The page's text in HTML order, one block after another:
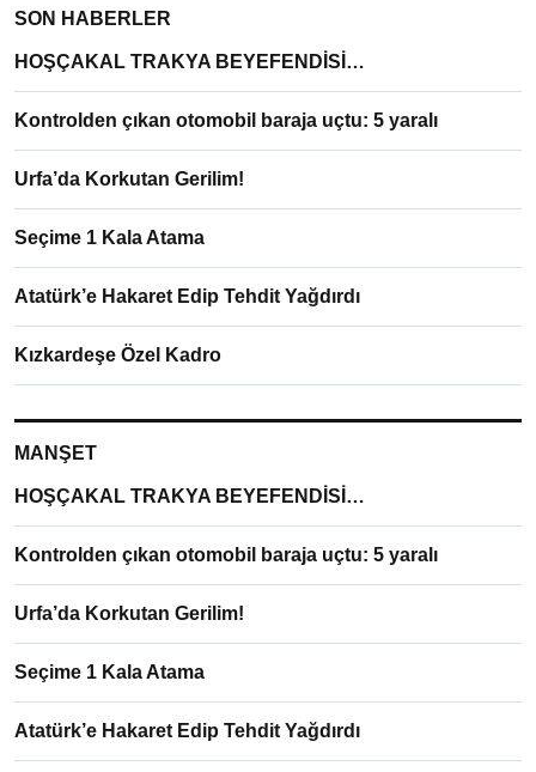
SON HABERLER
HOŞÇAKAL TRAKYA BEYEFENDİSİ…
Kontrolden çıkan otomobil baraja uçtu: 5 yaralı
Urfa’da Korkutan Gerilim!
Seçime 1 Kala Atama
Atatürk’e Hakaret Edip Tehdit Yağdırdı
Kızkardeşe Özel Kadro
MANŞET
HOŞÇAKAL TRAKYA BEYEFENDİSİ…
Kontrolden çıkan otomobil baraja uçtu: 5 yaralı
Urfa’da Korkutan Gerilim!
Seçime 1 Kala Atama
Atatürk’e Hakaret Edip Tehdit Yağdırdı